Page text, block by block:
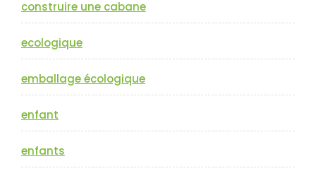
construire une cabane
ecologique
emballage écologique
enfant
enfants